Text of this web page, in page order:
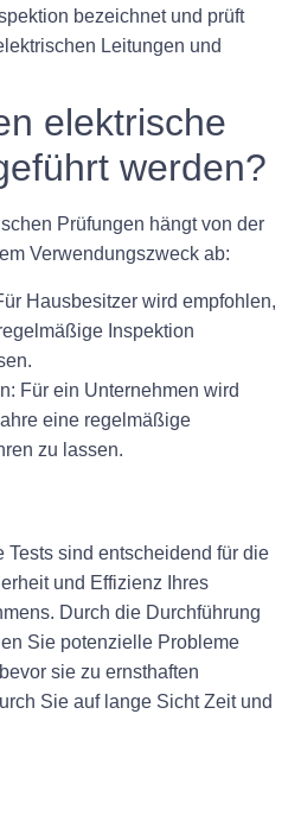
bezeichnet und prüft
Leitungen und
elektrische
werden?
Prüfungen hängt von der
Verwendungszweck ab:
Hausbesitzer wird empfohlen,
Inspektion
Für ein Unternehmen wird
eine regelmäßige
zu lassen.
sind entscheidend für die
und Effizienz Ihres
Durch die Durchführung
Sie potenzielle Probleme
sie zu ernsthaften
Sie auf lange Sicht Zeit und